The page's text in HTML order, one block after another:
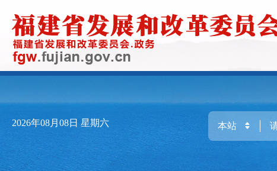
2026年08月08日 星期六